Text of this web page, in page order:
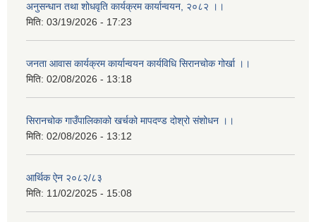
अनुसन्धान तथा शोधवृति कार्यक्रम कार्यान्वयन, २०८२ ।।
मिति: 03/19/2026 - 17:23
जनता आवास कार्यक्रम कार्यान्वयन कार्यविधि सिरानचोक गोर्खा ।।
मिति: 02/08/2026 - 13:18
सिरानचोक गाउँपालिकाको खर्चको मापदण्ड दोश्रो संशोधन ।।
मिति: 02/08/2026 - 13:12
आर्थिक ऐन २०८२/८३
मिति: 11/02/2025 - 15:08